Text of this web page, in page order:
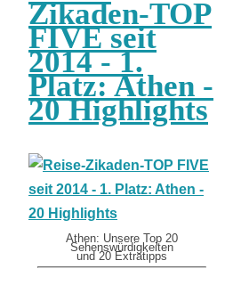
Zikaden-TOP
FIVE seit
2014 - 1.
Platz: Athen -
20 Highlights
Athen: Unsere Top 20
Sehenswürdigkeiten
und 20 Extratipps